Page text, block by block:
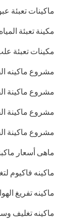
ماكينات تعبئة
مكينة تعبئة
مكينات تعبئة
مشروع ماكينه
مشروع ماكينة
مشروع ماكينة
مشروع ماكينة
ماهى أسعار
ماكينه فاكيوم
ماكينه تفريغ
ماكينه تغليف